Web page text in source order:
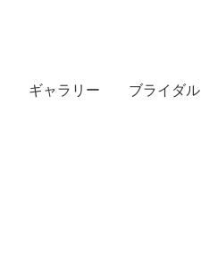
ギャラリー ブライダル